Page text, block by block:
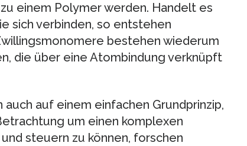
einem Polymer werden. Handelt es
sich verbinden, so entstehen
bestehen wiederum
die über eine Atombindung verknüpft
auf einem einfachen Grundprinzip,
um einen komplexen
steuern zu können, forschen